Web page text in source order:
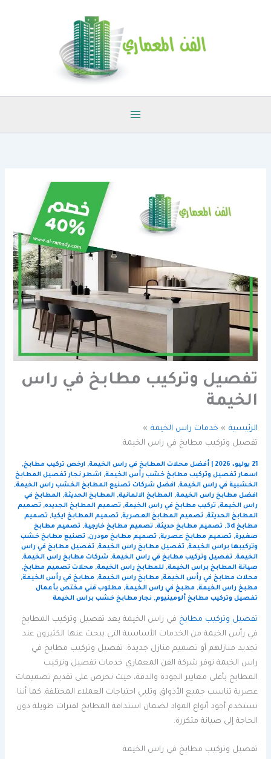
تفصيل وتركيب مطابخ في راس
الخيمة
الرئيسية
خدمات راس الخيمة
تفصيل وتركيب مطابخ في راس الخيمة
21 يوليو، 2026 |أفضل محلات المطابخ في راس الخيمة,ارخص تركيب مطابخ,
اسعار تفصيل وتركيب مطابخ خشب رأس الخيمة,اشطر نجار تفصيل المطابخ
الخشبية في راس الخيمة,افضل شركات تصنيع المطابخ الخشب راس الخيمة,
افضل مطابخ راس الخيمة,المطابخ الالمانية,المطابخ الحديثة,المطابخ في
راس الخيمة,تركيب مطابخ في راس الخيمة,تصميم المطابخ الجديده,تصميم
المطابخ الحديثة,تصميم المطابخ العصرية,تصميم المطابخ ايكيا,تصميم
مطابخ 3d
,تصميم مطابخ حديثة,تصميم مطابخ خارجية,تصميم مطابخ
صغيرة,تصميم مطابخ عصرية,تصميم مطابخ مودرن,تصنيع مطابخ خشب
وتركيبها براس الخيمة,تفصيل مطابخ راس الخيمة,تفصيل مطابخ في راس
الخيمة,تفصيل وتركيب مطابخ في راس الخيمة,شركات مطابخ راس الخيمة,
صيانة المطابخ براس الخيمة,للمطابخ راس الخيمة, محلات تصميم مطابخ,
محلات مطابخ في رأس الخيمة, مطابخ راس الخيمة, مطابخ في رأس الخيمة,
مطبخ راس الخيمة, مطبخ في راس الخيمة, مطلوب فني مختص بأعمال
تفصيل وتركيب مطابخ ألومينيوم,نجار مطابخ خشب براس الخيمة
تفصيل وتركيب مطابخ في راس الخيمة يعد تفصيل وتركيب المطابخ
في رأس الخيمة من الخدمات الأساسية التي يبحث عنها الكثيرون عند
تجديد منازلهم أو تصميم منازل جديدة. تفصيل وتركيب مطابخ في
راس الخيمة توفر شركة الفن المعماري خدمات تفصيل وتركيب
المطابخ بأعلى معايير الجودة والدقة، حيث نحرص على تقديم تصميمات
عصرية تناسب جميع الأذواق وتلبي احتياجات العملاء المختلفة. كما أننا
نستخدم أجود أنواع المواد لضمان استدامة المطابخ لفترات طويلة دون
الحاجة إلى صيانة متكررة.
تفصيل وتركيب مطابخ في راس الخيمة